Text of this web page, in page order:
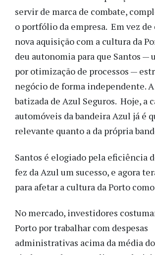
servir de marca de combate,
o portfólio da empresa. Em vez
nova aquisição com a cultura da
deu autonomia para que Santos —
por otimização de processos —
negócio de forma independente.
batizada de Azul Seguros. Hoje, a
automóveis da bandeira Azul já é
relevante quanto a da própria
Santos é elogiado pela eficiência
fez da Azul um sucesso, e agora
para afetar a cultura da Porto
No mercado, investidores
Porto por trabalhar com despesas
administrativas acima da média